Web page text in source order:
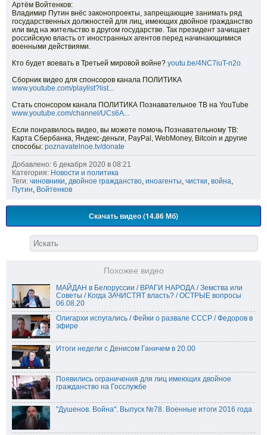
Артём Войтенков:
Владимир Путин внёс законопроекты, запрещающие занимать ряд
государственных должностей для лиц, имеющих двойное гражданство
или вид на жительство в другом государстве. Так президент зачищает
российскую власть от иностранных агентов перед начинающимися
военными действиями.
Кто будет воевать в Третьей мировой войне? youtu.be/4NC7iuT-n2o
Сборник видео для спонсоров канала ПОЛИТИКА
www.youtube.com/playlist?list...
Стать спонсором канала ПОЛИТИКА Познавательное ТВ на YouTube
www.youtube.com/channel/UCs6A...
Если понравилось видео, вы можете помочь Познавательному ТВ:
Карта Сбербанка, Яндекс-деньги, PayPal, WebMoney, Bitcoin и другие
способы: poznavatelnoe.tv/donate
Добавлено: 6 декабря 2020 в 08:21
Категория: Новости и политика
Теги: чиновники, двойное гражданство, иноагенты, чистки, война,
Путин, Войтенков
Скачать видео (14.86 Мб)
Похожее видео
МАЙДАН в Белоруссии / ВРАГИ НАРОДА / Земства или
Советы / Когда ЗАЧИСТЯТ власть? / ОСТРЫЕ вопросы
06.08.20
Олигархи испугались / Фейки о развале СССР / Федоров в
эфире
Итоги недели с Денисом Ганичем в 20.00
Появились ограничения для лиц имеющих двойное
гражданство на Госслужбе
"Душенов. Война". Выпуск №78. Военные итоги 2016 года